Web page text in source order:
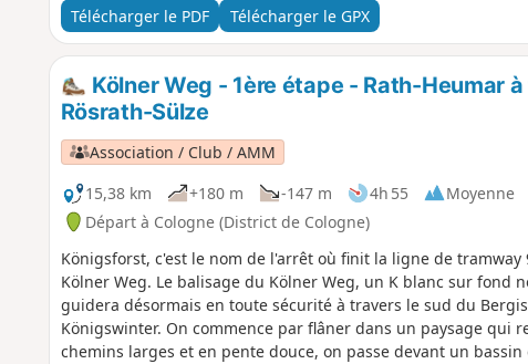
Neustadt (Wied) en passant par la Suisse de Metteshahn.
Königswinter.
Télécharger le PDF Télécharger le GPX
Kölner Weg - 1ère étape - Rath-Heumar
Rösrath-Sülze
Association / Club / AMM
15,38 km
+180 m -147 m 4h 55
Moyenne
Départ à Cologne (District de Cologne)
Königsforst, c'est le nom de l'arrêt où finit la ligne de tramway
Kölner Weg. Le balisage du Kölner Weg, un K blanc sur
guidera désormais en toute sécurité à travers le sud du
Königswinter. On commence par flâner dans un paysage qui
chemins larges et en pente douce, on passe devant un